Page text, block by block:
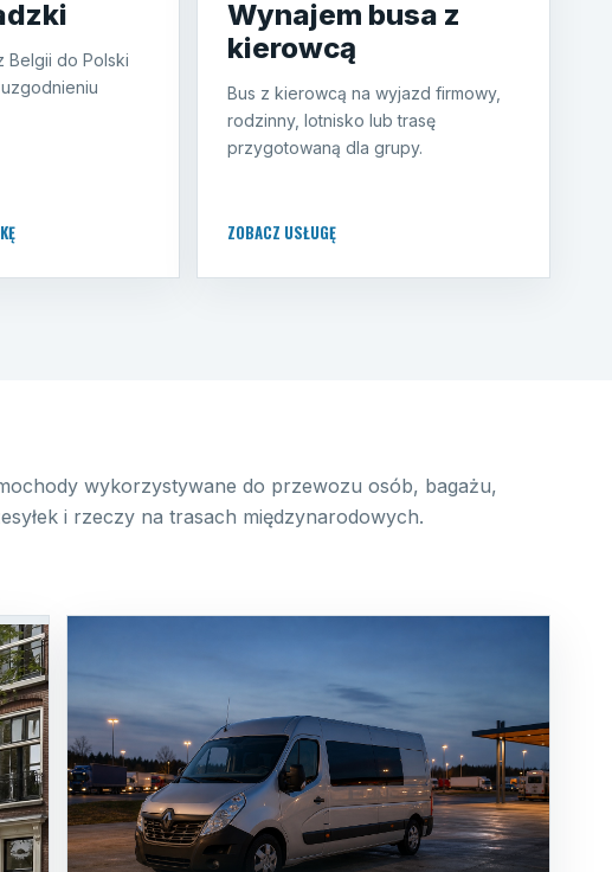
Belgii do Polski
Wynajem busa z
kierowcą
Bus z kierowcą na wyjazd firmowy,
rodzinny, lotnisko lub trasę
przygotowaną dla grupy.
ZOBACZ USŁUGĘ
wykorzystywane do przewozu osób, bagażu,
i rzeczy na trasach międzynarodowych.